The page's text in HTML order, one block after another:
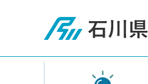
石川県